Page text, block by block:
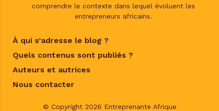
comprendre le contexte dans lequel évoluent les
entrepreneurs africains.
À qui s’adresse le blog ?
Quels contenus sont publiés ?
Auteurs et autrices
Nous contacter
© Copyright 2026 Entreprenante Afrique